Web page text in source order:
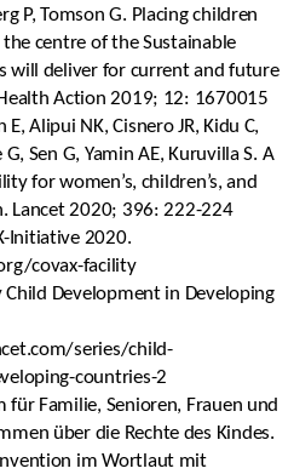
P, Tomson G. Placing children
centre of the Sustainable
will deliver for current and future
Action 2019; 12: 1670015
Alipui NK, Cisnero JR, Kidu C,
Sen G, Yamin AE, Kuruvilla S. A
for women’s, children’s, and
Lancet 2020; 396: 222-224
Initiative 2020.
covax-facility
Child Development in Developing
series/child-
countries-2
für Familie, Senioren, Frauen und
über die Rechte des Kindes.
im Wortlaut mit